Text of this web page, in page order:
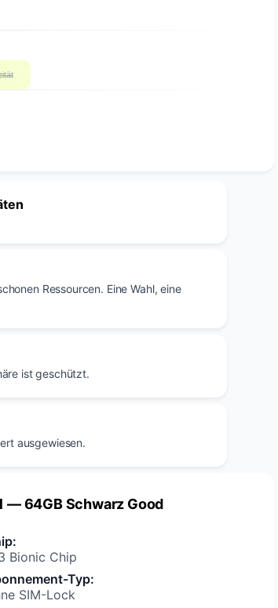
Ressourcen. Eine Wahl, eine
ist geschützt.
ausgewiesen.
— 64GB Schwarz Good
:
Bionic Chip
Typ:
SIM-Lock